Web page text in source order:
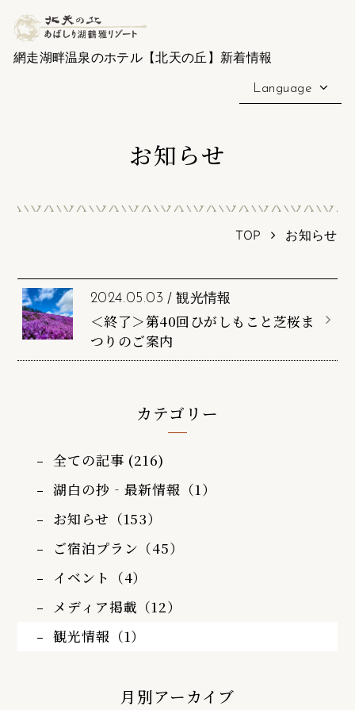
網走湖畔温泉のホテル【北天の丘】新着情報
Language
お知らせ
TOP お知らせ
2024.05.03 /観光情報
＜終了＞第40回ひがしもこと芝桜ま
つりのご案内
カテゴリー
全ての記事 (216)
湖白の抄‐最新情報（1）
お知らせ（153）
ご宿泊プラン（45）
イベント（4）
メディア掲載（12）
観光情報（1）
月別アーカイブ